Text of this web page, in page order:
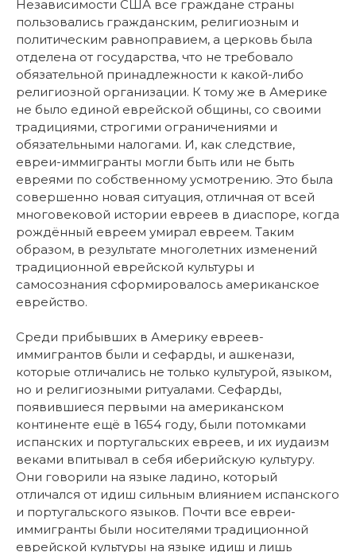
Независимости США все граждане страны
пользовались гражданским, религиозным и
политическим равноправием, а церковь была
отделена от государства, что не требовало
обязательной принадлежности к какой-либо
религиозной организации. К тому же в Америке
не было единой еврейской общины, со своими
традициями, строгими ограничениями и
обязательными налогами. И, как следствие,
евреи-иммигранты могли быть или не быть
евреями по собственному усмотрению. Это была
совершенно новая ситуация, отличная от всей
многовековой истории евреев в диаспоре, когда
рождённый евреем умирал евреем. Таким
образом, в результате многолетних изменений
традиционной еврейской культуры и
самосознания сформировалось американское
еврейство.
Среди прибывших в Америку евреев-
иммигрантов были и сефарды, и ашкенази,
которые отличались не только культурой, языком,
но и религиозными ритуалами. Сефарды,
появившиеся первыми на американском
континенте ещё в 1654 году, были потомками
испанских и португальских евреев, и их иудаизм
веками впитывал в себя иберийскую культуру.
Они говорили на языке ладино, который
отличался от идиш сильным влиянием испанского
и португальского языков. Почти все евреи-
иммигранты были носителями традиционной
еврейской культуры на языке идиш и лишь